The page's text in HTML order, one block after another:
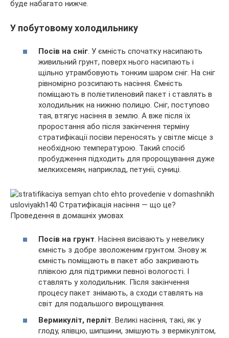
буде набагато нижче.
У побутовому холодильнику
Посів на сніг. У ємність спочатку насипають
живильний грунт, поверх нього насипають і
щільно утрамбовують тонким шаром сніг. На сніг
рівномірно розсипають насіння. Ємність
поміщають в поліетиленовий пакет і ставлять в
холодильник на нижню полицю. Сніг, поступово
тая, втягує насіння в землю. А вже після їх
проростання або після закінчення терміну
стратифікації посіви переносять у світле місце з
необхідною температурою. Такий спосіб
пробудження підходить для пророщування дуже
мелкихсемян, наприклад, петунії, суниці.
Посів на грунт. Насіння висівають у невелику
ємність з добре зволоженим грунтом. Знову ж
ємність поміщають в пакет або закривають
плівкою для підтримки певної вологості. І
ставлять у холодильник. Після закінчення
процесу пакет знімають, а сходи ставлять на
світ для подальшого вирощування.
Вермикуліт, перліт. Великі насіння, такі, як у
глоду, ялівцю, шипшини, змішують з вермікулітом,